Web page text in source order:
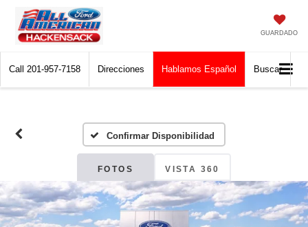
GUARDADO
Call 201-957-7158 Direcciones Hablamos Español Buscar
Confirmar Disponibilidad
FOTOS VISTA 360